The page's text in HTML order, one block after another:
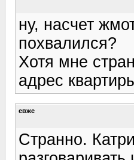
ну, насчет
похвалился?
Хотя мне
адрес
евже
Странно.